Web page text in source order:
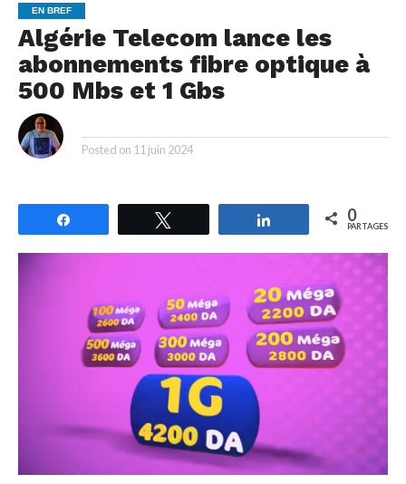
EN BREF
Algérie Telecom lance les
abonnements fibre optique à
500 Mbs et 1 Gbs
Posted on 11 juin 2024
Partagez 0
PARTAGES